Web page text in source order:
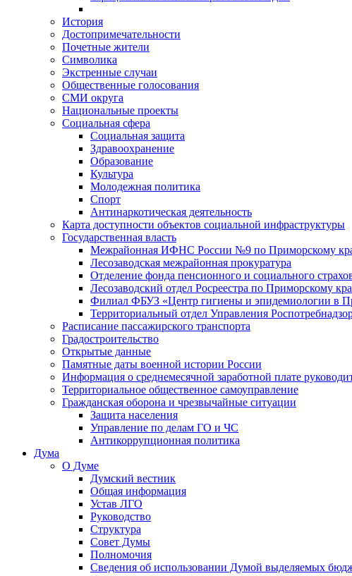
История
Достопримечательности
Почетные жители
Символика
Экстренные случаи
Общественные голосования
СМИ округа
Национальные проекты
Социальная сфера
Социальная защита
Здравоохранение
Образование
Культура
Молодежная политика
Спорт
Антинаркотическая деятельность
Карта доступности объектов социальной инфраструктуры
Государственная власть
Межрайонная ИФНС России №9 по Приморскому
Лесозаводская межрайонная прокуратура
Отделение фонда пенсионного и социального
Лесозаводский отдел Росреестра по Приморскому
Филиал ФБУЗ «Центр гигиены и эпидемиологии в
Территориальный отдел Управления
Расписание пассажирского транспорта
Градостроительство
Открытые данные
Памятные даты военной истории России
Информация о среднемесячной заработной плате
Территориальное общественное самоуправление
Гражданская оборона и чрезвычайные ситуации
Защита населения
Управление по делам ГО и ЧС
Антикоррупционная политика
Дума
О Думе
Думский вестник
Общая информация
Устав ЛГО
Руководство
Структура
Совет Думы
Полномочия
Сведения об использовании Думой выделяемых